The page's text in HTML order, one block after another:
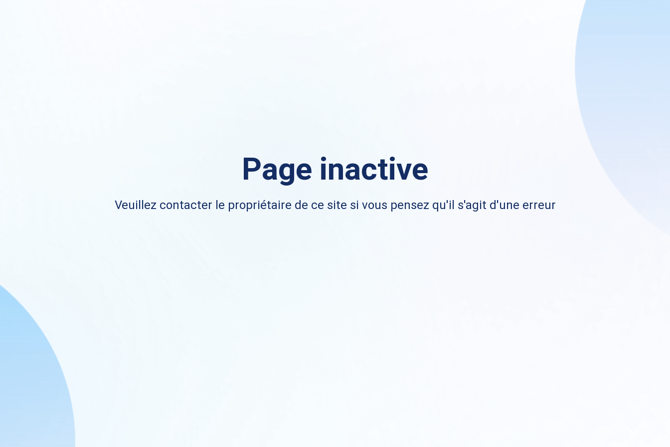
Page inactive
Veuillez contacter le propriétaire de ce site si vous pensez qu'il s'agit d'une erreur